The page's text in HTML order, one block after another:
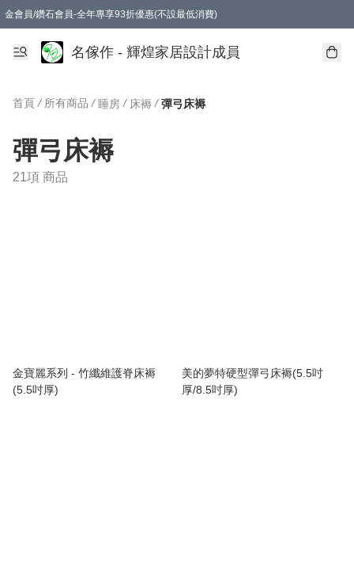
金會員/鑽石會員-全年專享93折優惠(不設最低消費)
名傢作 - 輝煌家居設計成員
首頁 / 所有商品 / 睡房 / 床褥 / 彈弓床褥
彈弓床褥
21項 商品
金寶麗系列 - 竹纖維護脊床褥
(5.5吋厚)
美的夢特硬型彈弓床褥(5.5吋
厚/8.5吋厚)